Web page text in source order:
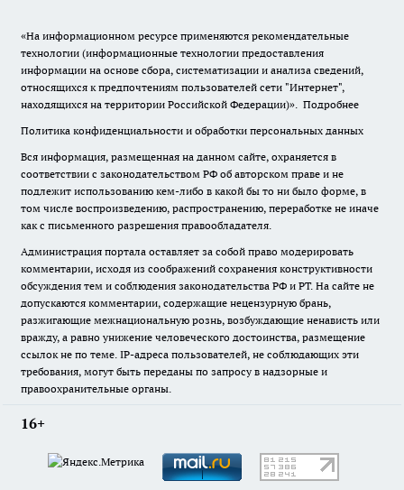
«На информационном ресурсе применяются рекомендательные
технологии (информационные технологии предоставления
информации на основе сбора, систематизации и анализа сведений,
относящихся к предпочтениям пользователей сети "Интернет",
находящихся на территории Российской Федерации)». Подробнее
Политика конфиденциальности и обработки персональных данных
Вся информация, размещенная на данном сайте, охраняется в
соответствии с законодательством РФ об авторском праве и не
подлежит использованию кем-либо в какой бы то ни было форме, в
том числе воспроизведению, распространению, переработке не иначе
как с письменного разрешения правообладателя.
Администрация портала оставляет за собой право модерировать
комментарии, исходя из соображений сохранения конструктивности
обсуждения тем и соблюдения законодательства РФ и РТ. На сайте не
допускаются комментарии, содержащие нецензурную брань,
разжигающие межнациональную рознь, возбуждающие ненависть или
вражду, а равно унижение человеческого достоинства, размещение
ссылок не по теме. IP-адреса пользователей, не соблюдающих эти
требования, могут быть переданы по запросу в надзорные и
правоохранительные органы.
16+